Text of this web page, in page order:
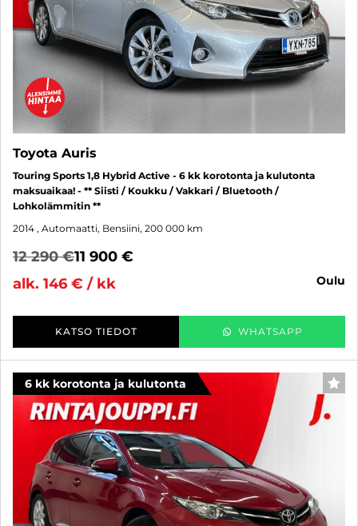
Toyota Auris
Touring Sports 1,8 Hybrid Active - 6 kk korotonta ja kulutonta
maksuaikaa! - ** Siisti / Koukku / Vakkari / Bluetooth /
Lohkolämmitin **
2014 , Automaatti, Bensiini, 200 000 km
12 290 €11 900 €
alk. 146 € / kk
oulu
KATSO TIEDOT WHATSAPP
6 kk korotonta ja kulutonta